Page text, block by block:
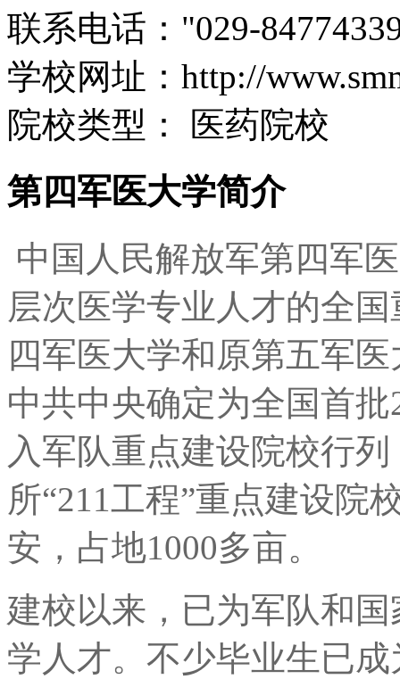
联系电话： "029-
学校网址： http://
院校类型：
医药院校
第四军医大学简介
中国人民解放军第四军
层次医学专业人才的全
四军医大学和原第五军
中共中央确定为全国首
入军队重点建设院校行
所“211工程”重点建设院
安，占地1000多亩。
建校以来，已为军队和
学人才。不少毕业生已